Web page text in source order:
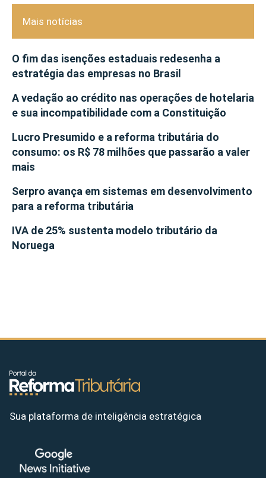
Mais notícias
O fim das isenções estaduais redesenha a
estratégia das empresas no Brasil
A vedação ao crédito nas operações de hotelaria
e sua incompatibilidade com a Constituição
Lucro Presumido e a reforma tributária do
consumo: os R$ 78 milhões que passarão a valer
mais
Serpro avança em sistemas em desenvolvimento
para a reforma tributária
IVA de 25% sustenta modelo tributário da
Noruega
Sua plataforma de inteligência estratégica